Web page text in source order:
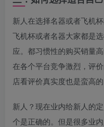
新人在选择名器或者飞机
飞机杯或者名器大家都是
应。都习惯性的购买销量
在各个平台竞争激烈，评
店看评价真实度也是蛮高的
新人？现在业内给新人的
个是正确的。但是很多业